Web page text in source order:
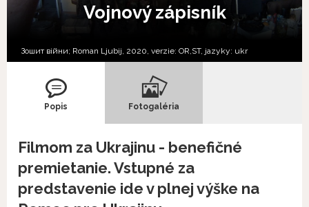
Vojnový zápisník
Зошит війни; Roman Ljubij, 2020, verzie: OR, ST, jazyky: ukr
Popis Fotogaléria
Filmom za Ukrajinu - benefičné
premietanie. Vstupné za
predstavenie ide v plnej výške na